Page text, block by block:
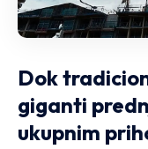
Dok
giganti
ukupnim